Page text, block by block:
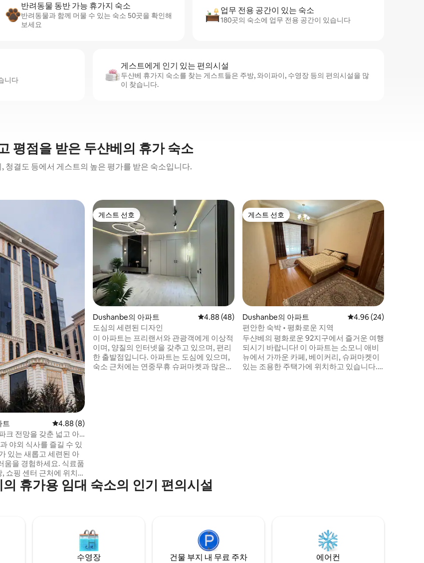
반려동물 동반 가능 휴가지 숙소
반려동물과 함께 머물 수 있는 숙소 50곳을 확인해
보세요
업무 전용 공간이 있는 숙소
180곳의 숙소에 업무 전용 공간이 있습니다
니다
게스트에게 인기 있는 편의시설
두샨베 휴가지 숙소를 찾는 게스트들은 주방, 와이파이, 수영장 등의 편의시설을 많
이 찾습니다.
평점을 받은 두샨베의 휴가 숙소
, 청결도 등에서 게스트의 높은 평가를 받은 숙소입니다.
트 평점 4.88점(5점 만점), 후기 8개
4.88 (8)
크 전망을 갖춘 넓고 아
야외 식사를 즐길 수 있
있는 새롭고 세련된 아
움을 경험하세요. 식료품
쇼핑 센터 근처에 위치
공기와 계절 나무가 있
. 이 아파트는 스타일, 편
을 제공합니다. 평화로운
환경입니다. 여러 개의
방법에 대해 문의하세
게스트 선호
게스트 선호
Dushanbe의 아파트 평점 4.88점(5점 만점), 후기 48개
4.88 (48)
도심의 세련된 디자인
이 아파트는 프리랜서와 관광객에게 이상적
이며, 양질의 인터넷을 갖추고 있으며, 편리
한 출발점입니다. 아파트는 도심에 있으며,
숙소 근처에는 연중무휴 슈퍼마켓과 많은
게스트 선호
게스트 선호
Dushanbe의 아파트 평점 4.96점(5점 만점),
4.96 (24)
편안한 숙박 • 평화로운 지역
두샨베의 평화로운 92지구에서 즐거운 여행
되시기 바랍니다! 이 아파트는 소모니 애비
뉴에서 가까운 카페, 베이커리, 슈퍼마켓이
있는 조용한 주택가에 위치하고 있습니다.
휴가용 임대 숙소의 인기 편의시설
수영장 건물 부지 내 무료 주차 에어컨